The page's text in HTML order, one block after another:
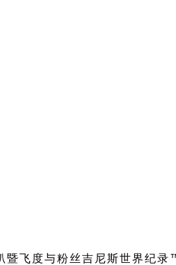
飞度与粉丝吉尼斯世界纪录